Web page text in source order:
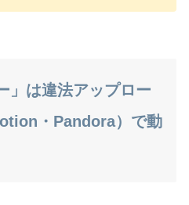
」は違法アップロー
・Pandora）で動